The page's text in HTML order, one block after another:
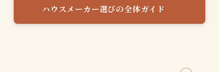
ハウスメーカー選びの全体ガイド